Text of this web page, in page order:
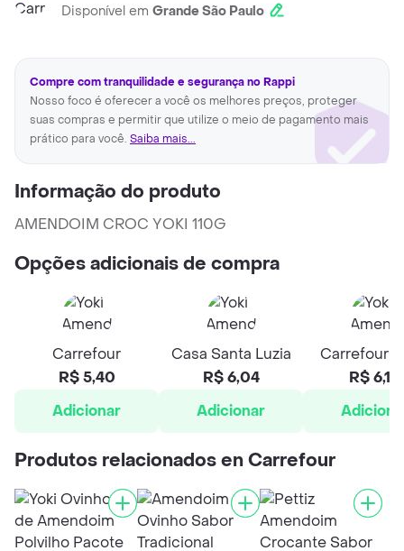
Disponível em Grande São Paulo
Compre com tranquilidade e segurança no Rappi
Nosso foco é oferecer a você os melhores preços, proteger
suas compras e permitir que utilize o meio de pagamento mais
prático para você. Saiba mais...
Informação do produto
AMENDOIM CROC YOKI 110G
Opções adicionais de compra
Carrefour
R$ 5,40
Adicionar
Casa Santa Luzia
R$ 6,04
Adicionar
Carrefour
R$ 6,10
Produtos relacionados en Carrefour